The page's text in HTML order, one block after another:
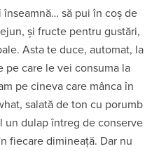
înseamnă… să pui în coș de
și fructe pentru gustări,
Asta te duce, automat, la
pe care le vei consuma la
pe cineva care mânca în
salată de ton cu porumb
un dulap întreg de conserve
fiecare dimineață. Dar nu